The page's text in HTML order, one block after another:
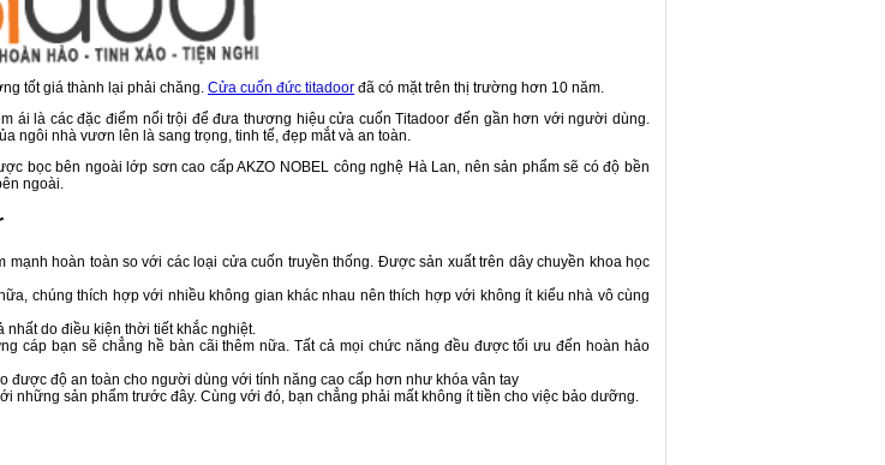
tốt giá thành lại phải chăng. Cửa cuốn đức titadoor đã có mặt trên thị trường hơn 10 năm.
ái là các đặc điểm nổi trội để đưa thương hiệu cửa cuốn Titadoor đến gần hơn với người dùng.
ngôi nhà vươn lên là sang trọng, tinh tế, đẹp mắt và an toàn.
bọc bên ngoài lớp sơn cao cấp AKZO NOBEL công nghệ Hà Lan, nên sản phẩm sẽ có độ bền
ngoài.
hoàn toàn so với các loại cửa cuốn truyền thống. Được sản xuất trên dây chuyền khoa học
chúng thích hợp với nhiều không gian khác nhau nên thích hợp với không ít kiểu nhà vô cùng
do điều kiện thời tiết khắc nghiệt.
cáp bạn sẽ chẳng hề bàn cãi thêm nữa. Tất cả mọi chức năng đều được tối ưu đến hoàn hảo
độ an toàn cho người dùng với tính năng cao cấp hơn như khóa vân tay
những sản phẩm trước đây. Cùng với đó, bạn chẳng phải mất không ít tiền cho việc bảo dưỡng.